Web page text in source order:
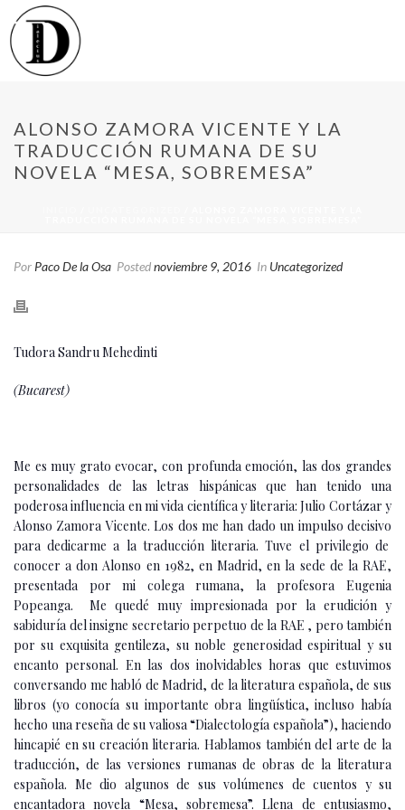
ALONSO ZAMORA VICENTE Y LA
TRADUCCIÓN RUMANA DE SU
NOVELA “MESA, SOBREMESA”
Por Paco De la Osa Postednoviembre 9, 2016 In Uncategorized
Tudora Sandru Mehedinti
(Bucarest)
Me es muy grato evocar, con profunda emoción, las dos grandes
personalidades de las letras hispánicas que han tenido una
poderosa influencia en mi vida científica y literaria: Julio Cortázar y
Alonso Zamora Vicente. Los dos me han dado un impulso decisivo
para dedicarme a la traducción literaria. Tuve el privilegio de
conocer a don Alonso en 1982, en Madrid, en la sede de la RAE,
presentada por mi colega rumana, la profesora Eugenia
Popeanga. Me quedé muy impresionada por la erudición y
sabiduría del insigne secretario perpetuo de la RAE , pero también
por su exquisita gentileza, su noble generosidad espiritual y su
encanto personal. En las dos inolvidables horas que estuvimos
conversando me habló de Madrid, de la literatura española, de sus
libros (yo conocía su importante obra lingüística, incluso había
hecho una reseña de su valiosa “Dialectología española”), haciendo
hincapié en su creación literaria. Hablamos también del arte de la
traducción, de las versiones rumanas de obras de la literatura
española. Me dio algunos de sus volúmenes de cuentos y su
encantadora novela “Mesa, sobremesa”. Llena de entusiasmo,